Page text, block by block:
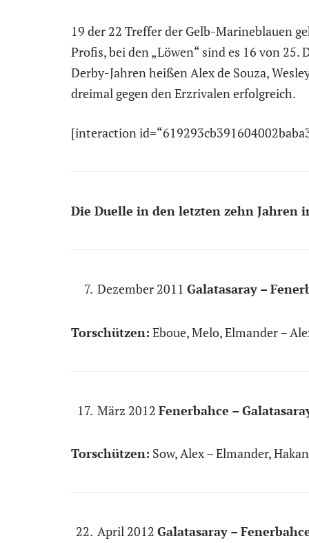
19 der 22 Treffer der Gelb-Marineblauen
Profis, bei den „Löwen“ sind es 16 von
Derby-Jahren heißen Alex de Souza,
dreimal gegen den Erzrivalen erfolgreich.
[interaction
Die Duelle in den letzten zehn Jahren
Dezember 2011 Galatasaray –
Torschützen: Eboue, Melo, Elmander –
März 2012 Fenerbahce –
Torschützen: Sow, Alex – Elmander,
April 2012 Galatasaray –